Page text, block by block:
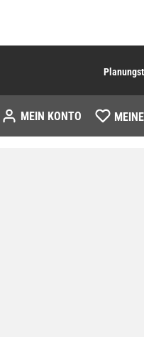
MEIN KONTO